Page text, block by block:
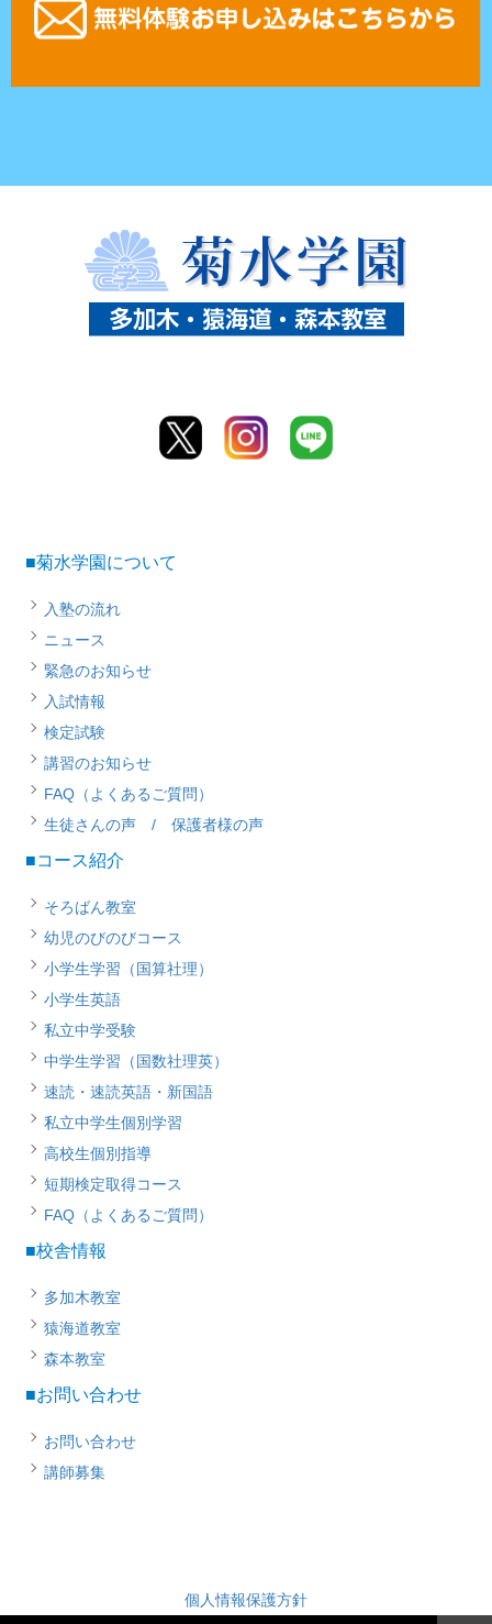
■菊水学園について
入塾の流れ
ニュース
緊急のお知らせ
入試情報
検定試験
講習のお知らせ
FAQ（よくあるご質問）
生徒さんの声 / 保護者様の声
■コース紹介
そろばん教室
幼児のびのびコース
小学生学習（国算社理）
小学生英語
私立中学受験
中学生学習（国数社理英）
速読・速読英語・新国語
私立中学生個別学習
高校生個別指導
短期検定取得コース
FAQ（よくあるご質問）
■校舎情報
多加木教室
猿海道教室
森本教室
■お問い合わせ
お問い合わせ
講師募集
個人情報保護方針